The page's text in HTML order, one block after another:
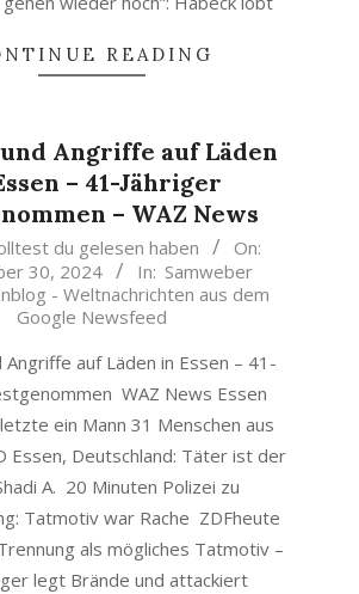
READING
Angriffe auf Läden
– 41-Jähriger
– WAZ News
du gelesen haben
On:
30, 2024
In: Samweber
- Weltnachrichten aus dem
Google Newsfeed
Angriffe auf Läden in Essen – 41-
WAZ News Essen
ein Mann 31 Menschen aus
Essen, Deutschland: Täter ist der
A. 20 Minuten Polizei zu
Tatmotiv war Rache ZDFheute
als mögliches Tatmotiv –
legt Brände und attackiert